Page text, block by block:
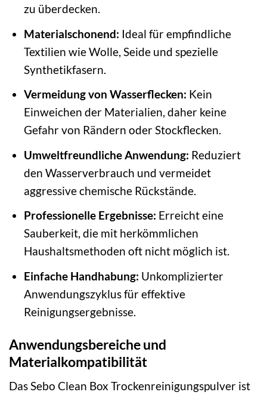
zu überdecken.
Materialschonend: Ideal für empfindliche
Textilien wie Wolle, Seide und spezielle
Synthetikfasern.
Vermeidung von Wasserflecken: Kein
Einweichen der Materialien, daher keine
Gefahr von Rändern oder Stockflecken.
Umweltfreundliche Anwendung: Reduziert
den Wasserverbrauch und vermeidet
aggressive chemische Rückstände.
Professionelle Ergebnisse: Erreicht eine
Sauberkeit, die mit herkömmlichen
Haushaltsmethoden oft nicht möglich ist.
Einfache Handhabung: Unkomplizierter
Anwendungszyklus für effektive
Reinigungsergebnisse.
Anwendungsbereiche und
Materialkompatibilität
Das Sebo Clean Box Trockenreinigungspulver ist